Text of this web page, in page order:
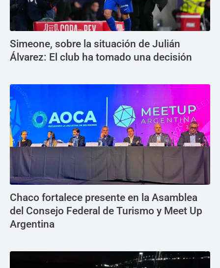
Simeone, sobre la situación de Julián
Álvarez: El club ha tomado una decisión
Chaco fortalece presente en la Asamblea
del Consejo Federal de Turismo y Meet Up
Argentina